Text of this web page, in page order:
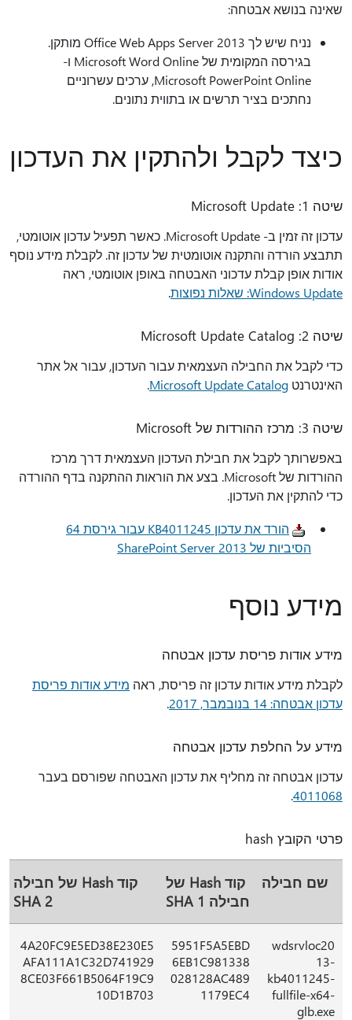
שאינה בנושא אבטחה:
נניח שיש לך Office Web Apps Server 2013 מותקן.
בגירסה המקומית של Microsoft Word Online ו-
Microsoft PowerPoint Online, ערכים עשרוניים
נחתכים בציר תרשים או בתווית נתונים.
כיצד לקבל ולהתקין את העדכון
שיטה 1: Microsoft Update
עדכון זה זמין ב- Microsoft Update. כאשר תפעיל עדכון אוטומטי,
תתבצע הורדה והתקנה אוטומטית של עדכון זה. לקבלת מידע נוסף
אודות אופן קבלת עדכוני האבטחה באופן אוטומטי, ראה
Windows Update: שאלות נפוצות
.
שיטה 2: Microsoft Update Catalog
כדי לקבל את החבילה העצמאית עבור העדכון, עבור אל אתר
האינטרנט Microsoft Update Catalog
.
שיטה 3: מרכז ההורדות של Microsoft
באפשרותך לקבל את חבילת העדכון העצמאית דרך מרכז
ההורדות של Microsoft. בצע את הוראות ההתקנה בדף ההורדה
כדי להתקין את העדכון.
הורד את עדכון KB4011245 עבור גירסת 64
הסיביות של SharePoint Server 2013
מידע נוסף
מידע אודות פריסת עדכון אבטחה
לקבלת מידע אודות עדכון זה פריסת, ראה מידע אודות פריסת
עדכון אבטחה: 14 בנובמבר, 2017
.
מידע על החלפת עדכון אבטחה
עדכון אבטחה זה מחליף את עדכון האבטחה שפורסם בעבר
4011068
.
פרטי הקובץ hash
שם חבילה
קוד Hash של
חבילה SHA 1
קוד Hash של חבילה
SHA 2
wdsrvloc20
13-
kb4011245-
fullfile-x64-
glb.exe
5951F5A5EBD
6EB1C981338
028128AC489
1179EC4
4A20FC9E5ED38E230E5
AFA111A1C32D741929
8CE03F661B5064F19C9
10D1B703